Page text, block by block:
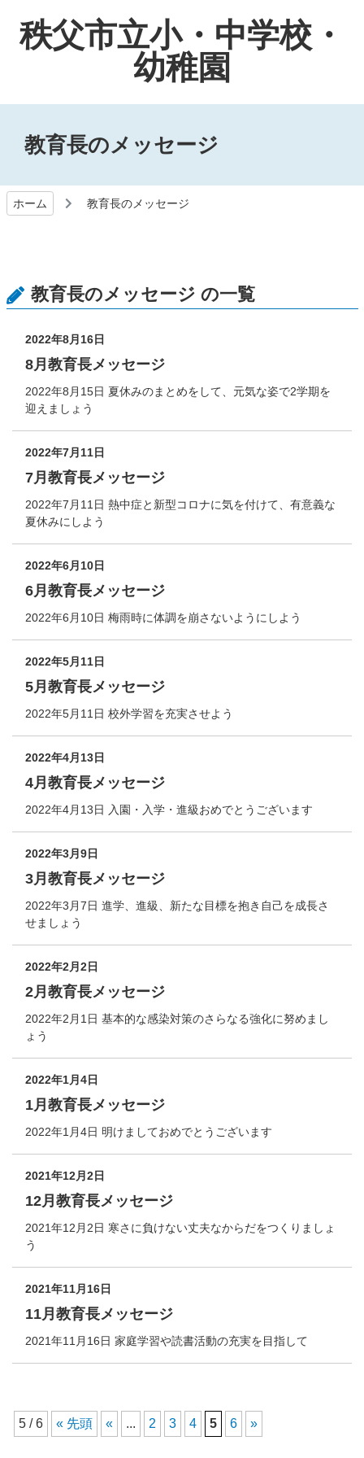
秩父市立小・中学校・
幼稚園
教育長のメッセージ
ホーム 教育長のメッセージ
教育長のメッセージ の一覧
2022年8月16日
8月教育長メッセージ
2022年8月15日 夏休みのまとめをして、元気な姿で2学期を
迎えましょう
2022年7月11日
7月教育長メッセージ
2022年7月11日 熱中症と新型コロナに気を付けて、有意義な
夏休みにしよう
2022年6月10日
6月教育長メッセージ
2022年6月10日 梅雨時に体調を崩さないようにしよう
2022年5月11日
5月教育長メッセージ
2022年5月11日 校外学習を充実させよう
2022年4月13日
4月教育長メッセージ
2022年4月13日 入園・入学・進級おめでとうございます
2022年3月9日
3月教育長メッセージ
2022年3月7日 進学、進級、新たな目標を抱き自己を成長さ
せましょう
2022年2月2日
2月教育長メッセージ
2022年2月1日 基本的な感染対策のさらなる強化に努めまし
ょう
2022年1月4日
1月教育長メッセージ
2022年1月4日 明けましておめでとうございます
2021年12月2日
12月教育長メッセージ
2021年12月2日 寒さに負けない丈夫なからだをつくりましょ
う
2021年11月16日
11月教育長メッセージ
2021年11月16日 家庭学習や読書活動の充実を目指して
5 / 6 « 先頭 « ... 2 3 4 5 6 »